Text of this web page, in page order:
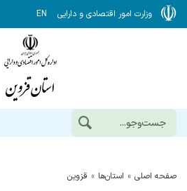
وزارت امور اقتصادی و دارایی EN
صفحه اصلی استان‌ها قزوين